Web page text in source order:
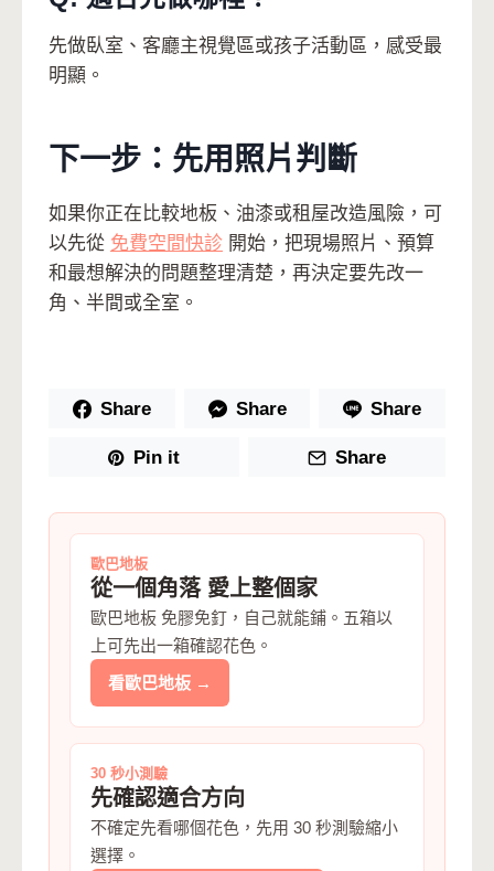
先做臥室、客廳主視覺區或孩子活動區，感受最
明顯。
下一步：先用照片判斷
如果你正在比較地板、油漆或租屋改造風險，可
以先從 免費空間快診 開始，把現場照片、預算
和最想解決的問題整理清楚，再決定要先改一
角、半間或全室。
Share Share Share
Pin it Share
歐巴地板
從一個角落 愛上整個家
歐巴地板 免膠免釘，自己就能鋪。五箱以
上可先出一箱確認花色。
看歐巴地板 →
30 秒小測驗
先確認適合方向
不確定先看哪個花色，先用 30 秒測驗縮小
選擇。